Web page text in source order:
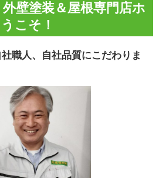
壁塗装＆屋根専門店ホ
こそ！
職人、自社品質にこだわりま